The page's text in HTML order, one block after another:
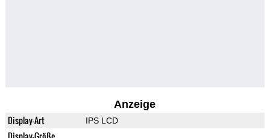
Anzeige
Display-Art IPS LCD